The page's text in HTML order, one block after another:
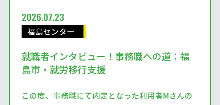
2026.07.23
福島センター
就職者インタビュー！事務職への道：福
島市・就労移行支援
この度、事務職にて内定となった利用者Mさんの